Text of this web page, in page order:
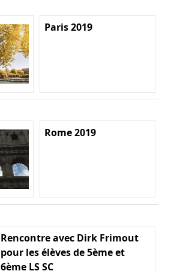
Paris 2019
Rome 2019
Rencontre avec Dirk Frimout
pour les élèves de 5ème et
6ème LS SC